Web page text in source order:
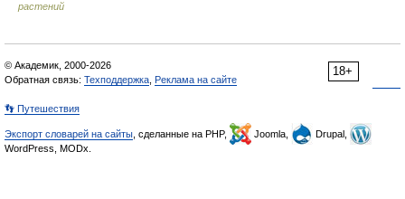
растений
18+
© Академик, 2000-2026
Обратная связь: Техподдержка Реклама на сайте
👣 Путешествия
Экспорт словарей на сайты , сделанные на PHP, Joomla,
Drupal,
WordPress, MODx.